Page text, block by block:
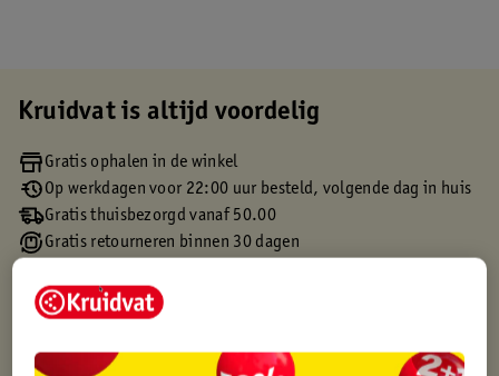
Kruidvat is altijd voordelig
Gratis ophalen in de winkel
Op werkdagen voor 22:00 uur besteld, volgende dag in huis
Gratis thuisbezorgd vanaf 50.00
Gratis retourneren binnen 30 dagen